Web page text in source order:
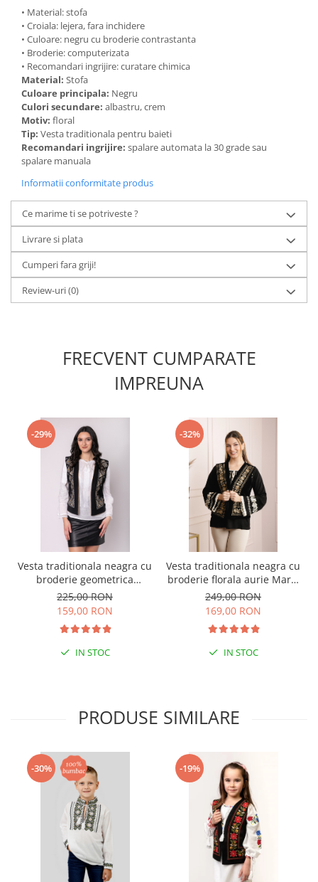
• Material: stofa
• Croiala: lejera, fara inchidere
• Culoare: negru cu broderie contrastanta
• Broderie: computerizata
• Recomandari ingrijire: curatare chimica
Material: Stofa
Culoare principala: Negru
Culori secundare: albastru, crem
Motiv: floral
Tip: Vesta traditionala pentru baieti
Recomandari ingrijire: spalare automata la 30 grade sau
spalare manuala
Informatii conformitate produs
Ce marime ti se potriveste ?
Livrare si plata
Cumperi fara griji!
Review-uri(0)
FRECVENT CUMPARATE
IMPREUNA
-29%
Vesta traditionala neagra cu
broderie geometrica
multicolora Milena
225,00 RON
159,00 RON
IN STOC
-32%
Vesta traditionala neagra cu
broderie florala aurie Maria
03
249,00 RON
169,00 RON
IN STOC
PRODUSE SIMILARE
-30% -19%